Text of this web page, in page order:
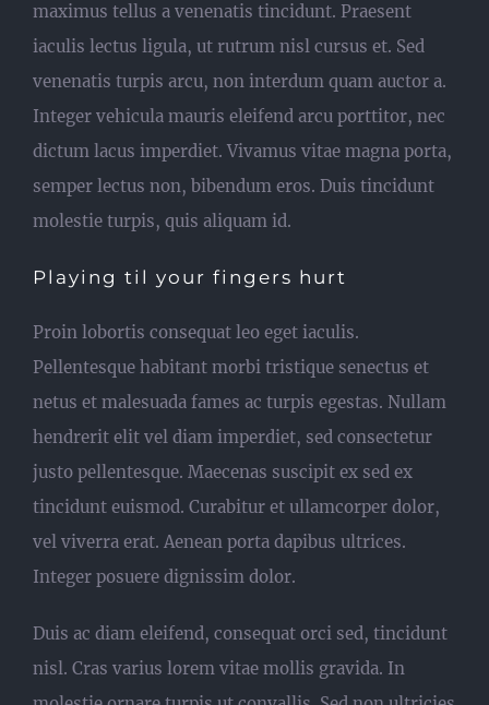
maximus tellus a venenatis tincidunt. Praesent
iaculis lectus ligula, ut rutrum nisl cursus et. Sed
venenatis turpis arcu, non interdum quam auctor a.
Integer vehicula mauris eleifend arcu porttitor, nec
dictum lacus imperdiet. Vivamus vitae magna porta,
semper lectus non, bibendum eros. Duis tincidunt
molestie turpis, quis aliquam id.
Playing til your fingers hurt
Proin lobortis consequat leo eget iaculis.
Pellentesque habitant morbi tristique senectus et
netus et malesuada fames ac turpis egestas. Nullam
hendrerit elit vel diam imperdiet, sed consectetur
justo pellentesque. Maecenas suscipit ex sed ex
tincidunt euismod. Curabitur et ullamcorper dolor,
vel viverra erat. Aenean porta dapibus ultrices.
Integer posuere dignissim dolor.
Duis ac diam eleifend, consequat orci sed, tincidunt
nisl. Cras varius lorem vitae mollis gravida. In